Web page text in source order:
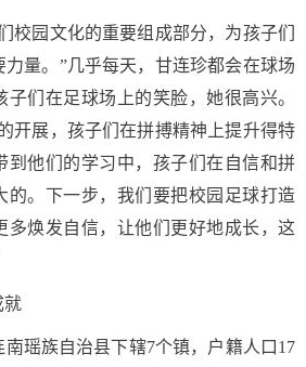
校园文化的重要组成部分，为孩子们
量。”几乎每天，甘连珍都会在球场
们在足球场上的笑脸，她很高兴。
开展，孩子们在拼搏精神上提升得特
到他们的学习中，孩子们在自信和拼
的。下一步，我们要把校园足球打造
多焕发自信，让他们更好地成长，这
就
瑶族自治县下辖7个镇，户籍人口17